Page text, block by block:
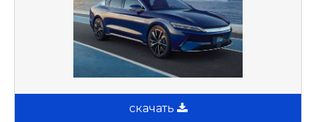
скачать